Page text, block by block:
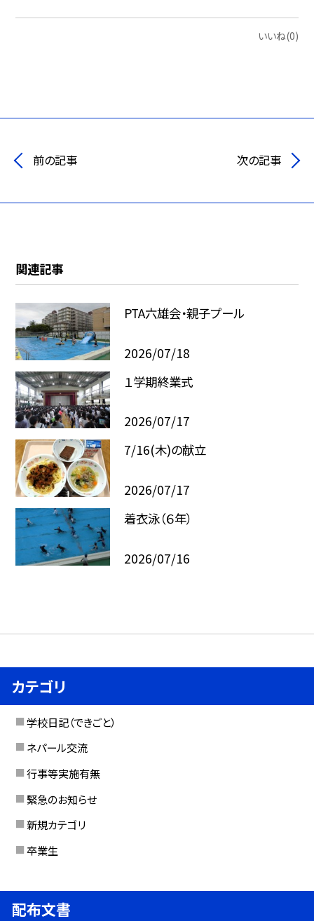
いいね(0)
前の記事 次の記事
関連記事
PTA六雄会・親子プール
2026/07/18
１学期終業式
2026/07/17
7/16(木)の献立
2026/07/17
着衣泳（６年）
2026/07/16
カテゴリ
学校日記（できごと）
ネパール交流
行事等実施有無
緊急のお知らせ
新規カテゴリ
卒業生
配布文書